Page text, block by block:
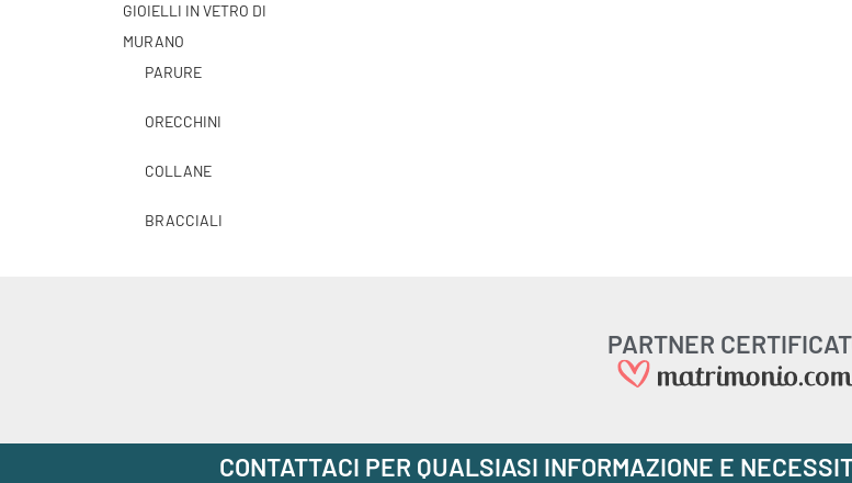
GIOIELLI IN VETRO DI
MURANO
PARURE
ORECCHINI
COLLANE
BRACCIALI
PARTNER
CONTATTACI PER QUALSIASI INFORMAZIONE E